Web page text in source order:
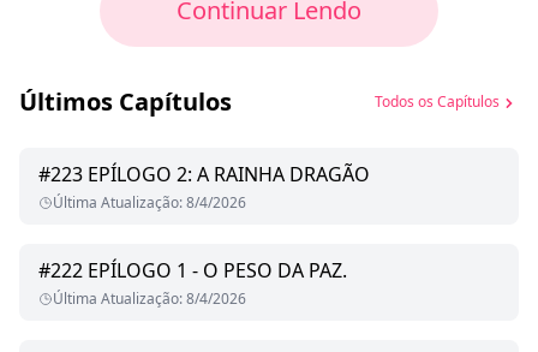
Continuar Lendo
Últimos Capítulos Todos os Capítulos
#223 EPÍLOGO 2: A RAINHA DRAGÃO
Última Atualização:8/4/2026
#222 EPÍLOGO 1 - O PESO DA PAZ.
Última Atualização:8/4/2026